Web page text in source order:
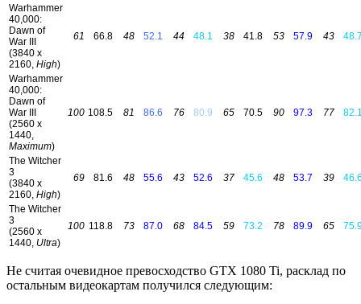
Warhammer
40,000:
Dawn of
War III
(3840 x
2160, High)
61 66.8 48 52.1 44 48.1 38 41.8 53 57.9 43
Warhammer
40,000:
Dawn of
War III
(2560 x
1440,
Maximum)
100 108.5 81 86.6 76 80.9 65 70.5 90 97.3 77
The Witcher
3
(3840 x
2160, High)
69 81.6 48 55.6 43 52.6 37 45.6 48 53.7 39
The Witcher
3
(2560 x
1440, Ultra)
100 118.8 73 87.0 68 84.5 59 73.2 78 89.9 65
Не считая очевидное превосходство GTX 1080 Ti, расклад по
остальным видеокартам получился следующим: